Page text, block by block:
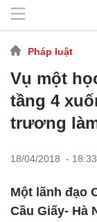
Pháp luật
Vụ một
tầng 4
trương
18/04/2018 - 18:33
Một lãnh đạo
Cầu Giấy- Hà